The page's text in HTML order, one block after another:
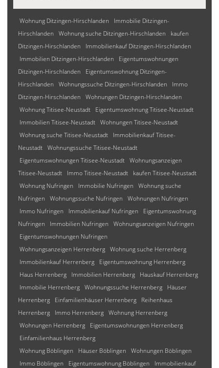
Wohnung Ditzingen-Hirschlanden
Immobilie Ditzingen-
Hirschlanden
Wohnung suche Ditzingen-Hirschlanden
kaufen
Ditzingen-Hirschlanden
Immobilienkauf Ditzingen-Hirschlanden
Immobilien Ditzingen-Hirschlanden
Eigentumswohnungen
Ditzingen-Hirschlanden
Eigentumswohnung Ditzingen-
Hirschlanden
Wohnungssuche Ditzingen-Hirschlanden
Immo
Ditzingen-Hirschlanden
Wohnungen Ditzingen-Hirschlanden
Wohnung Titisee-Neustadt
Eigentumswohnung Titisee-Neustadt
Immobilien Titisee-Neustadt Wohnungen Titisee-Neustadt
Wohnung suche Titisee-Neustadt
Immobilienkauf Titisee-
Neustadt Wohnungssuche Titisee-Neustadt
Eigentumswohnungen Titisee-Neustadt Wohnungsanzeigen
Titisee-Neustadt
Immo Titisee-Neustadt
kaufen Titisee-Neustadt
Wohnung Nufringen
Immobilie Nufringen
Wohnung suche
Nufringen
Wohnungssuche Nufringen
Wohnungen Nufringen
Immo Nufringen
Immobilienkauf Nufringen
Eigentumswohnung
Nufringen
Immobilien Nufringen
Wohnungsanzeigen Nufringen
Eigentumswohnungen Nufringen
Wohnungsanzeigen Herrenberg Wohnung suche Herrenberg
Immobilienkauf Herrenberg
Eigentumswohnung Herrenberg
Haus Herrenberg
Immobilien Herrenberg
Hauskauf Herrenberg
Immobilie Herrenberg Wohnungssuche Herrenberg
Häuser
Herrenberg
Einfamilienhäuser Herrenberg
Reihenhaus
Herrenberg
Immo Herrenberg Wohnung Herrenberg
Wohnungen Herrenberg
Eigentumswohnungen Herrenberg
Einfamilienhaus Herrenberg
Wohnung Böblingen
Häuser Böblingen
Wohnungen Böblingen
Immo Böblingen
Eigentumswohnung Böblingen
Immobilienkauf